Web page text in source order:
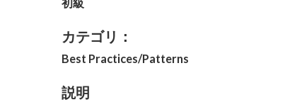
カテゴリ：
Best Practices/Patterns
説明